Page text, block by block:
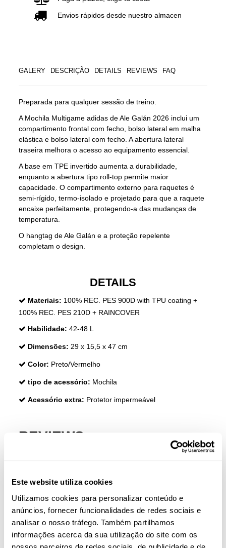
Este website utiliza cookies
Utilizamos cookies para personalizar conteúdo e
anúncios, fornecer funcionalidades de redes sociais e
analisar o nosso tráfego. Também partilhamos
informações acerca da sua utilização do site com os
Envios rápidos desde nuestro almacen
GALERY DESCRIÇÃO DETAILS REVIEWS FAQ
Preparada para qualquer sessão de treino.
A Mochila Multigame adidas de Ale Galán 2026 inclui um
compartimento frontal com fecho, bolso lateral em malha
elástica e bolso lateral com fecho. A abertura lateral
traseira melhora o acesso ao equipamento essencial.
A base em TPE invertido aumenta a durabilidade,
enquanto a abertura tipo roll-top permite maior
capacidade. O compartimento externo para raquetes é
semi-rígido, termo-isolado e projetado para que a raquete
encaixe perfeitamente, protegendo-a das mudanças de
temperatura.
O hangtag de Ale Galán e a proteção repelente
completam o design.
DETAILS
Materiais: 100% REC. PES 900D with TPU coating +
100% REC. PES 210D + RAINCOVER
Habilidade: 42-48 L
Dimensões: 29 x 15,5 x 47 cm
Color: Preto/Vermelho
tipo de acessório: Mochila
Acessório extra: Protetor impermeável
REVIEWS
compraram:
-35%
ESGOTADO